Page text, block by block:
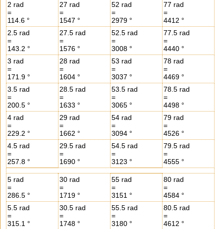
2 rad
=
114.6 °
27 rad
=
1547 °
52 rad
=
2979 °
77 rad
=
4412 °
2.5 rad
=
143.2 °
27.5 rad
=
1576 °
52.5 rad
=
3008 °
77.5 rad
=
4440 °
3 rad
=
171.9 °
28 rad
=
1604 °
53 rad
=
3037 °
78 rad
=
4469 °
3.5 rad
=
200.5 °
28.5 rad
=
1633 °
53.5 rad
=
3065 °
78.5 rad
=
4498 °
4 rad
=
229.2 °
29 rad
=
1662 °
54 rad
=
3094 °
79 rad
=
4526 °
4.5 rad
=
257.8 °
29.5 rad
=
1690 °
54.5 rad
=
3123 °
79.5 rad
=
4555 °
5 rad
=
286.5 °
30 rad
=
1719 °
55 rad
=
3151 °
80 rad
=
4584 °
5.5 rad
=
315.1 °
30.5 rad
=
1748 °
55.5 rad
=
3180 °
80.5 rad
=
4612 °